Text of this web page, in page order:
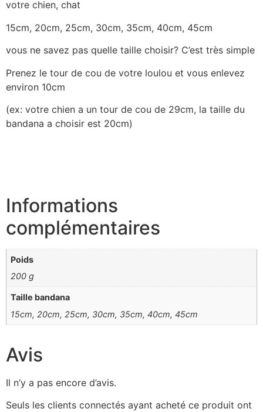
votre chien, chat
15cm, 20cm, 25cm, 30cm, 35cm, 40cm, 45cm
vous ne savez pas quelle taille choisir? C’est très simple
Prenez le tour de cou de votre loulou et vous enlevez
environ 10cm
(ex: votre chien a un tour de cou de 29cm, la taille du
bandana a choisir est 20cm)
Informations
complémentaires
Poids
200 g
Taille bandana
15cm, 20cm, 25cm, 30cm, 35cm, 40cm, 45cm
Avis
Il n’y a pas encore d’avis.
Seuls les clients connectés ayant acheté ce produit ont